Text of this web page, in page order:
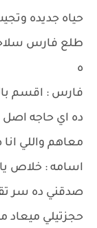
حياه جديده
طلع فارس
ه
فارس : اقسم
ده اي حاجه اصل
معاهم واللي
اسامه : خلاص
صدقني ده سر
حجزتيلي ميعاد